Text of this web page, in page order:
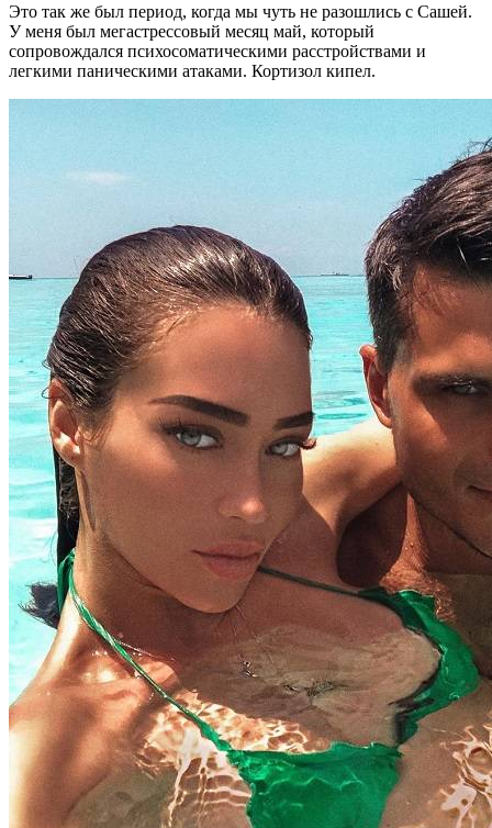
Это так же был период, когда мы чуть не разошлись с Сашей.
У меня был мегастрессовый месяц май, который
сопровождался психосоматическими расстройствами и
легкими паническими атаками. Кортизол кипел.